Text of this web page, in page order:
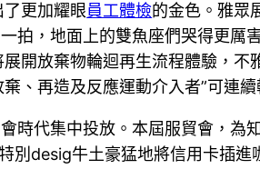
了更加耀眼員工體檢的金色。雅眾
拍，地面上的雙魚座們哭得更
開放棄物輪迴再生流程體驗，
、再造及反應運動介入者”可連
時代集中投放。本屆服貿會，
別desig牛土豪猛地將信用卡插